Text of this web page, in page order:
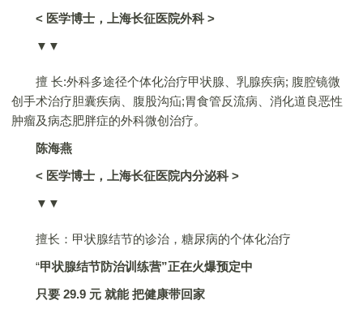
< 医学博士，上海长征医院外科 >
▼▼
擅 长:外科多途径个体化治疗甲状腺、乳腺疾病; 腹腔镜微
创手术治疗胆囊疾病、腹股沟疝;胃食管反流病、消化道良恶性
肿瘤及病态肥胖症的外科微创治疗。
陈海燕
< 医学博士，上海长征医院内分泌科 >
▼▼
擅长：甲状腺结节的诊治，糖尿病的个体化治疗
“甲状腺结节防治训练营”正在火爆预定中
只要 29.9 元 就能 把健康带回家